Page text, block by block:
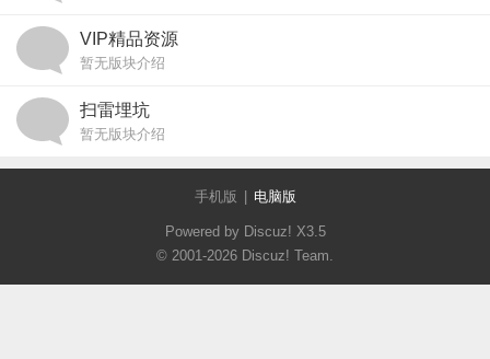
VIP精品资源
暂无版块介绍
扫雷埋坑
暂无版块介绍
手机版 电脑版
Powered by Discuz! X3.5
© 2001-2026 Discuz! Team.